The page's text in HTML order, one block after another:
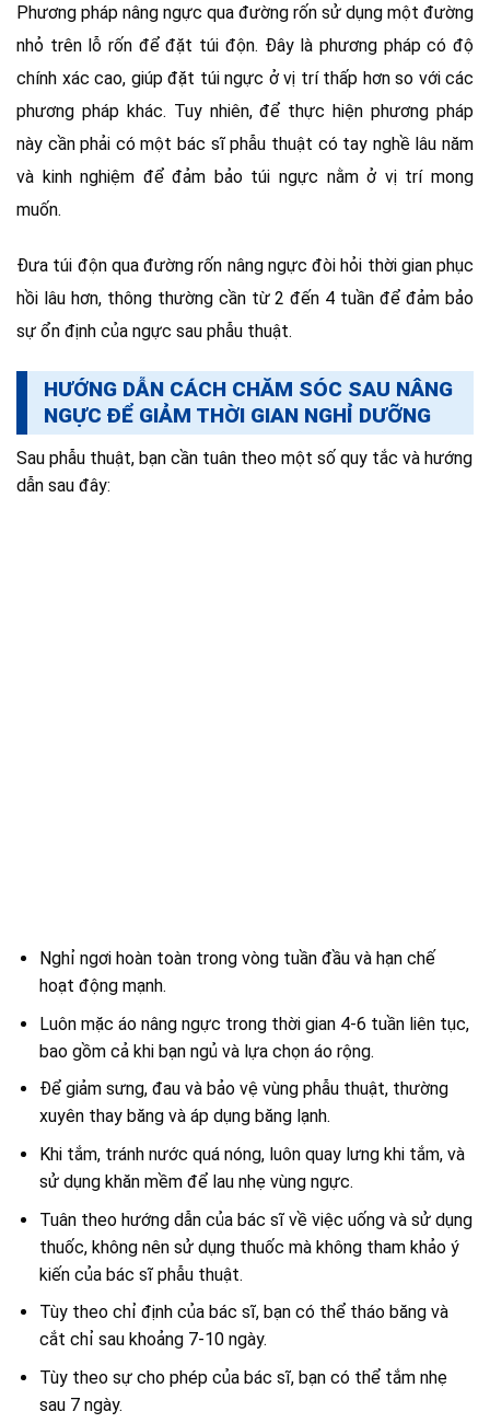
Phương pháp nâng ngực qua đường rốn sử dụng một đường
nhỏ trên lỗ rốn để đặt túi độn. Đây là phương pháp có độ
chính xác cao, giúp đặt túi ngực ở vị trí thấp hơn so với các
phương pháp khác. Tuy nhiên, để thực hiện phương pháp
này cần phải có một bác sĩ phẫu thuật có tay nghề lâu năm
và kinh nghiệm để đảm bảo túi ngực nằm ở vị trí mong
muốn.
Đưa túi độn qua đường rốn nâng ngực đòi hỏi thời gian phục
hồi lâu hơn, thông thường cần từ 2 đến 4 tuần để đảm bảo
sự ổn định của ngực sau phẫu thuật.
HƯỚNG DẪN CÁCH CHĂM SÓC SAU NÂNG
NGỰC ĐỂ GIẢM THỜI GIAN NGHỈ DƯỠNG
Sau phẫu thuật, bạn cần tuân theo một số quy tắc và hướng
dẫn sau đây:
Nghỉ ngơi hoàn toàn trong vòng tuần đầu và hạn chế
hoạt động mạnh.
Luôn mặc áo nâng ngực trong thời gian 4-6 tuần liên tục,
bao gồm cả khi bạn ngủ và lựa chọn áo rộng.
Để giảm sưng, đau và bảo vệ vùng phẫu thuật, thường
xuyên thay băng và áp dụng băng lạnh.
Khi tắm, tránh nước quá nóng, luôn quay lưng khi tắm, và
sử dụng khăn mềm để lau nhẹ vùng ngực.
Tuân theo hướng dẫn của bác sĩ về việc uống và sử dụng
thuốc, không nên sử dụng thuốc mà không tham khảo ý
kiến của bác sĩ phẫu thuật.
Tùy theo chỉ định của bác sĩ, bạn có thể tháo băng và
cắt chỉ sau khoảng 7-10 ngày.
Tùy theo sự cho phép của bác sĩ, bạn có thể tắm nhẹ
sau 7 ngày.